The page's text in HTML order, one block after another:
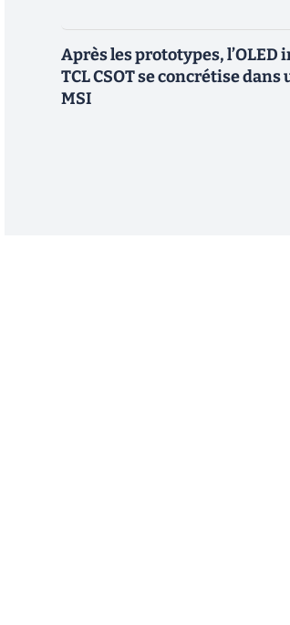
Après les prototypes, l’OLED
TCL CSOT se concrétise
MSI